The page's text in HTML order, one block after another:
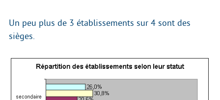
Un peu plus de 3 établissements sur 4 sont des
sièges.